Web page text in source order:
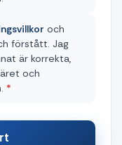
och
förstått. Jag
är korrekta,
och
*